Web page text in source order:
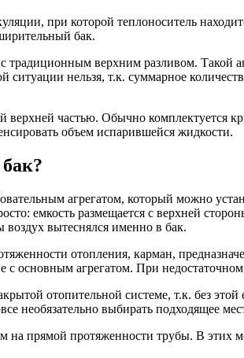
при которой теплоноситель
бак.
традиционным верхним разливом. Такой
нельзя, т.к. суммарное
частью. Обычно комплектуется
объем испарившейся жидкости.
агрегатом, который можно
емкость размещается с верхней
вытеснялся именно в бак.
отопления, карман,
основным агрегатом. При
отопительной системе, т.к. без
необязательно выбирать подходящее
на прямой протяженности трубы. В этих